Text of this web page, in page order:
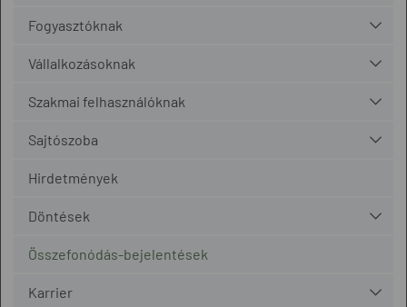
Fogyasztóknak
Vállalkozásoknak
Szakmai felhasználóknak
Sajtószoba
Hirdetmények
Döntések
Összefonódás-bejelentések
Karrier